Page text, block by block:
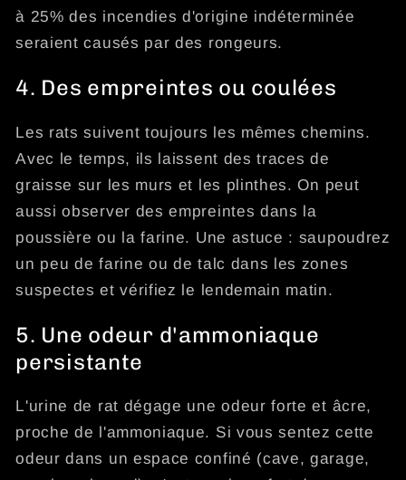
à 25% des incendies d'origine indéterminée
seraient causés par des rongeurs.
4. Des empreintes ou coulées
Les rats suivent toujours les mêmes chemins.
Avec le temps, ils laissent des traces de
graisse sur les murs et les plinthes. On peut
aussi observer des empreintes dans la
poussière ou la farine. Une astuce : saupoudrez
un peu de farine ou de talc dans les zones
suspectes et vérifiez le lendemain matin.
5. Une odeur d'ammoniaque
persistante
L'urine de rat dégage une odeur forte et âcre,
proche de l'ammoniaque. Si vous sentez cette
odeur dans un espace confiné (cave, garage,